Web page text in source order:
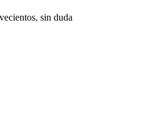
sin duda